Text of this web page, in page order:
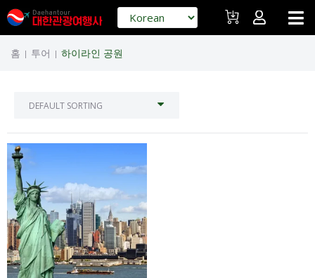
홈 | 투어 | 하이라인 공원